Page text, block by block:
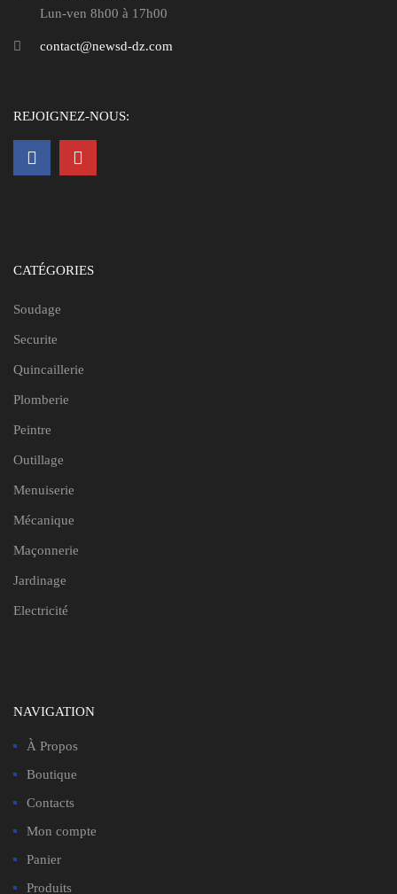
Lun-ven 8h00 à 17h00
contact@newsd-dz.com
REJOIGNEZ-NOUS:
CATÉGORIES
Soudage
Securite
Quincaillerie
Plomberie
Peintre
Outillage
Menuiserie
Mécanique
Maçonnerie
Jardinage
Electricité
NAVIGATION
À Propos
Boutique
Contacts
Mon compte
Panier
Produits